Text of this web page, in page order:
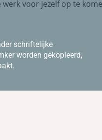
schriftelijke
worden gekopieerd,